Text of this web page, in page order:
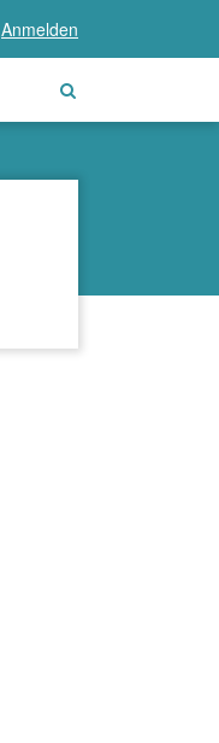
Anmelden